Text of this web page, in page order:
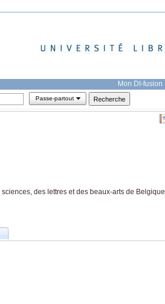
Mon DI-fusion
Passe-partout
des lettres et des beaux-arts de Belgique,